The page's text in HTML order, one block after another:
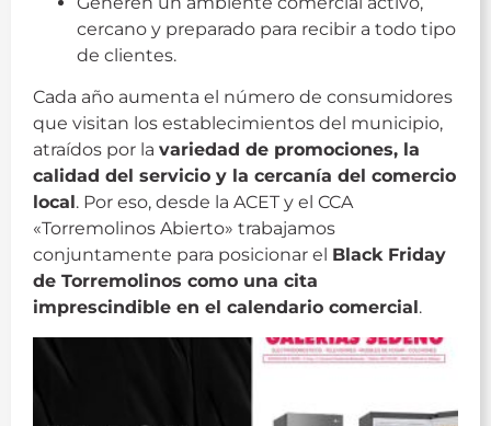
cercano y preparado para recibir a todo tipo
de clientes.
Cada año aumenta el número de consumidores
que visitan los establecimientos del municipio,
atraídos por la variedad de promociones, la
calidad del servicio y la cercanía del comercio
local. Por eso, desde la ACET y el CCA
«Torremolinos Abierto» trabajamos
conjuntamente para posicionar el Black Friday
de Torremolinos como una cita
imprescindible en el calendario comercial.